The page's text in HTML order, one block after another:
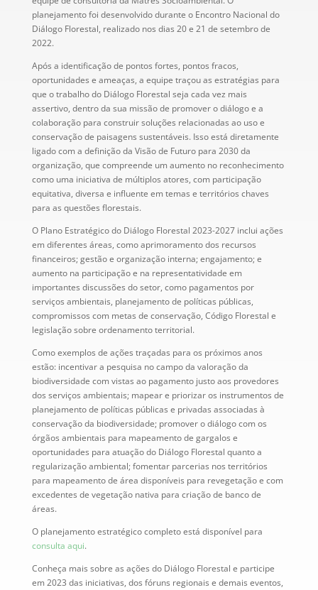
planejamento foi desenvolvido durante o Encontro Nacional do
Diálogo Florestal, realizado nos dias 20 e 21 de setembro de
2022.
Após a identificação de pontos fortes, pontos fracos,
oportunidades e ameaças, a equipe traçou as estratégias para
que o trabalho do Diálogo Florestal seja cada vez mais
assertivo, dentro da sua missão de promover o diálogo e a
colaboração para construir soluções relacionadas ao uso e
conservação de paisagens sustentáveis. Isso está diretamente
ligado com a definição da Visão de Futuro para 2030 da
organização, que compreende um aumento no reconhecimento
como uma iniciativa de múltiplos atores, com participação
equitativa, diversa e influente em temas e territórios chaves
para as questões florestais.
O Plano Estratégico do Diálogo Florestal 2023-2027 inclui ações
em diferentes áreas, como aprimoramento dos recursos
financeiros; gestão e organização interna; engajamento; e
aumento na participação e na representatividade em
importantes discussões do setor, como pagamentos por
serviços ambientais, planejamento de políticas públicas,
compromissos com metas de conservação, Código Florestal e
legislação sobre ordenamento territorial.
Como exemplos de ações traçadas para os próximos anos
estão: incentivar a pesquisa no campo da valoração da
biodiversidade com vistas ao pagamento justo aos provedores
dos serviços ambientais; mapear e priorizar os instrumentos de
planejamento de políticas públicas e privadas associadas à
conservação da biodiversidade; promover o diálogo com os
órgãos ambientais para mapeamento de gargalos e
oportunidades para atuação do Diálogo Florestal quanto a
regularização ambiental; fomentar parcerias nos territórios
para mapeamento de área disponíveis para revegetação e com
excedentes de vegetação nativa para criação de banco de
áreas.
O planejamento estratégico completo está disponível para
consulta aqui.
Conheça mais sobre as ações do Diálogo Florestal e participe
em 2023 das iniciativas, dos fóruns regionais e demais eventos,